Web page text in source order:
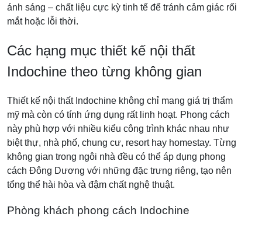
ánh sáng – chất liệu cực kỳ tinh tế để tránh cảm giác rối
mắt hoặc lỗi thời.
Các hạng mục thiết kế nội thất
Indochine theo từng không gian
Thiết kế nội thất Indochine không chỉ mang giá trị thẩm
mỹ mà còn có tính ứng dụng rất linh hoạt. Phong cách
này phù hợp với nhiều kiểu công trình khác nhau như
biệt thự, nhà phố, chung cư, resort hay homestay. Từng
không gian trong ngôi nhà đều có thể áp dụng phong
cách Đông Dương với những đặc trưng riêng, tạo nên
tổng thể hài hòa và đậm chất nghệ thuật.
Phòng khách phong cách Indochine